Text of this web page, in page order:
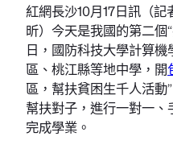
紅網長沙10月17日訊（
昕）今天是我國的第二個
日，國防科技大學計算
區、桃江縣等地中學，開
區，幫扶貧困生千人活
幫扶對子，進行一對一、
完成學業。